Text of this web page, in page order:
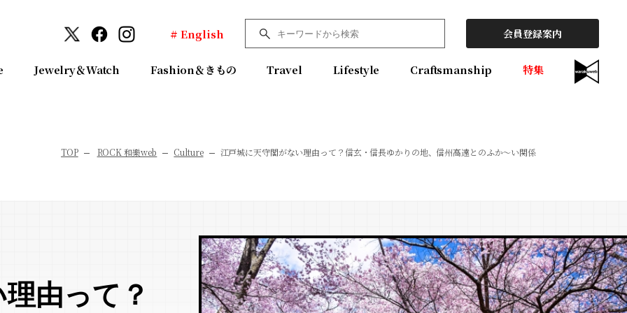
# English 会員登録案内
Jewelry＆Watch Fashion＆きもの Travel Lifestyle Craftsmanship 特集
TOP ROCK 和樂web Culture 江戸城に天守閣がない理由って？信玄・信長ゆかりの地、信州高遠とのふか～い関係
由って？